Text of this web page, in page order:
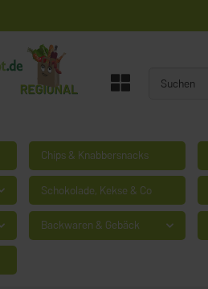
Chips & Knabbersnacks
Schokolade, Kekse & Co
Backwaren & Gebäck